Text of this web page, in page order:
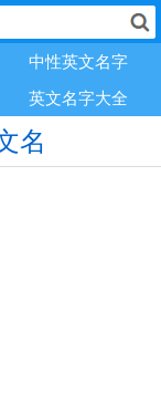
中性英文名字
英文名字大全
名